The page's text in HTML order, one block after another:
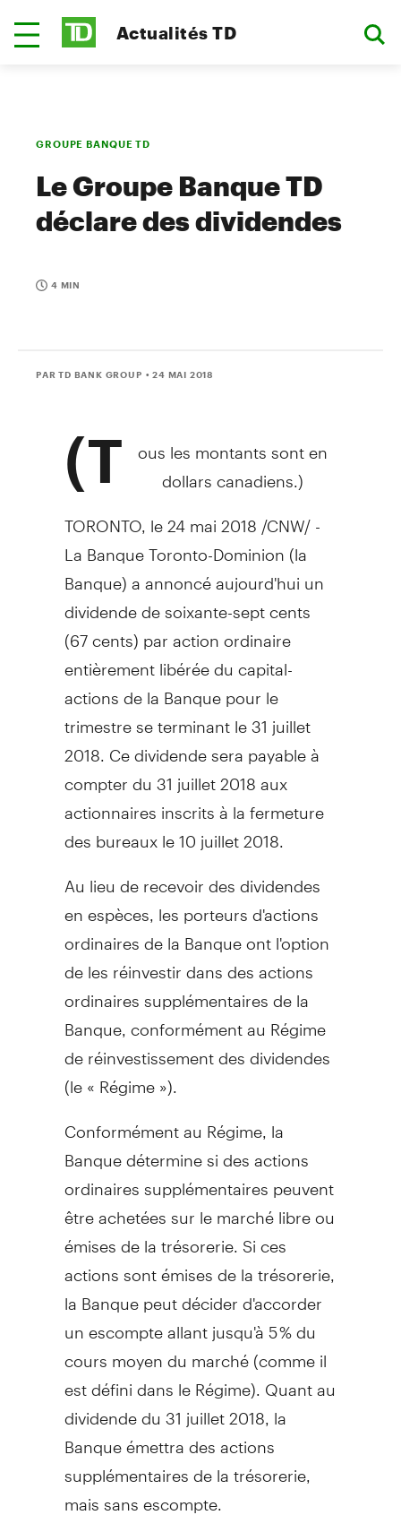
Actualités TD
GROUPE BANQUE TD
Le Groupe Banque TD
déclare des dividendes
4 MIN
PAR TD BANK GROUP • 24 MAI 2018
(T ous les montants sont en
dollars canadiens.)
TORONTO, le 24 mai 2018 /CNW/ -
La Banque Toronto-Dominion (la
Banque) a annoncé aujourd'hui un
dividende de soixante-sept cents
(67 cents) par action ordinaire
entièrement libérée du capital-
actions de la Banque pour le
trimestre se terminant le 31 juillet
2018. Ce dividende sera payable à
compter du 31 juillet 2018 aux
actionnaires inscrits à la fermeture
des bureaux le 10 juillet 2018.
Au lieu de recevoir des dividendes
en espèces, les porteurs d'actions
ordinaires de la Banque ont l'option
de les réinvestir dans des actions
ordinaires supplémentaires de la
Banque, conformément au Régime
de réinvestissement des dividendes
(le « Régime »).
Conformément au Régime, la
Banque détermine si des actions
ordinaires supplémentaires peuvent
être achetées sur le marché libre ou
émises de la trésorerie. Si ces
actions sont émises de la trésorerie,
la Banque peut décider d'accorder
un escompte allant jusqu'à 5 % du
cours moyen du marché (comme il
est défini dans le Régime). Quant au
dividende du 31 juillet 2018, la
Banque émettra des actions
supplémentaires de la trésorerie,
mais sans escompte.